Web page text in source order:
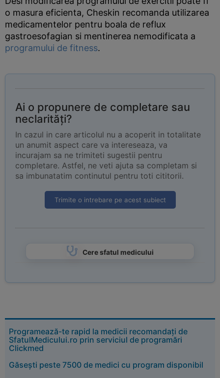
o masura eficienta, Cheskin recomanda utilizarea
medicamentelor pentru boala de reflux
gastroesofagian si mentinerea nemodificata a
programului de fitness.
Ai o propunere de completare sau
neclarități?
In cazul in care articolul nu a acoperit in totalitate
un anumit aspect care va intereseaza, va
incurajam sa ne trimiteti sugestii pentru
completare. Astfel, ne veti ajuta sa completam si
sa imbunatatim continutul pentru toti cititorii.
Trimite o intrebare pe acest subiect
Cere sfatul medicului
Programează-te rapid la medicii recomandați de
SfatulMedicului.ro prin serviciul de programări
Clickmed
Găsești peste 7500 de medici cu program disponibil